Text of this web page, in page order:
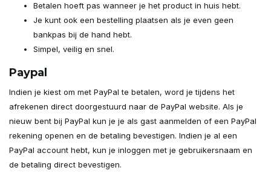
Betalen hoeft pas wanneer je het product in huis hebt.
Je kunt ook een bestelling plaatsen als je even geen
bankpas bij de hand hebt.
Simpel, veilig en snel.
Paypal
Indien je kiest om met PayPal te betalen, word je tijdens het
afrekenen direct doorgestuurd naar de PayPal website. Als je
nieuw bent bij PayPal kun je je als gast aanmelden of een PayPal
rekening openen en de betaling bevestigen. Indien je al een
PayPal account hebt, kun je inloggen met je gebruikersnaam en
de betaling direct bevestigen.